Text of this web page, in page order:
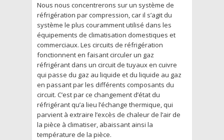
Nous nous concentrerons sur un système de
réfrigération par compression, car il s’agit du
système le plus couramment utilisé dans les
équipements de climatisation domestiques et
commerciaux. Les circuits de réfrigération
fonctionnent en faisant circuler un gaz
réfrigérant dans un circuit de tuyaux en cuivre
qui passe du gaz au liquide et du liquide au gaz
en passant par les différents composants du
circuit. C’est par ce changement d’état du
réfrigérant qu’a lieu l’échange thermique, qui
parvient à extraire l’excès de chaleur de l’air de
la pièce à climatiser, abaissant ainsi la
température de la pièce.